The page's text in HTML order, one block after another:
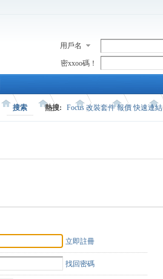
用戶名
密xxoo碼！
搜索 熱搜: Focus 改裝套件 報價 快速連結
立即註冊
找回密碼